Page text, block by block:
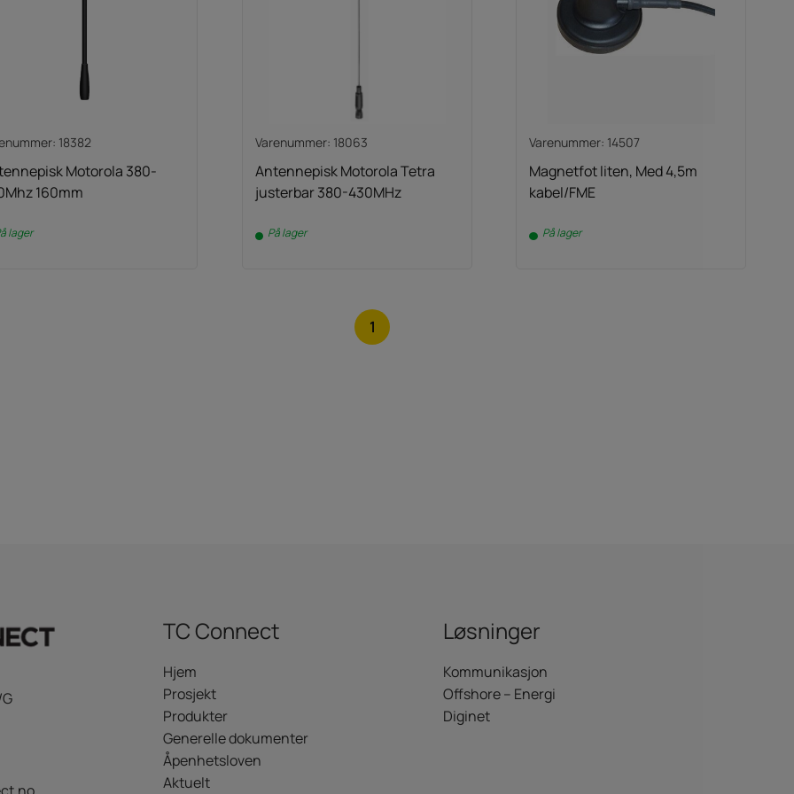
18382
Motorola 380-
160mm
lager
Varenummer: 18063
Antennepisk Motorola Tetra
justerbar 380-430MHz
På lager
Varenummer: 14507
Magnetfot liten, Med 4,5m
kabel/FME
På lager
1
TC Connect
Hjem
Prosjekt
Produkter
Generelle dokumenter
Åpenhetsloven
Aktuelt
Løsninger
Kommunikasjon
Offshore – Energi
Diginet